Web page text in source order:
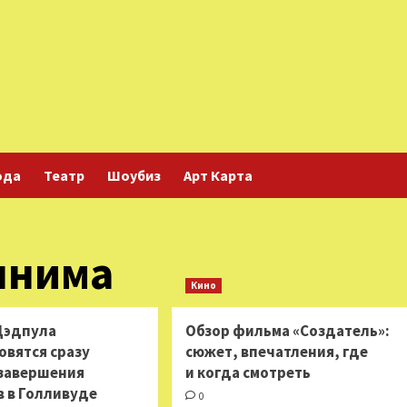
Театр Шоубиз Арт Карта
сразу
в Голливуде
Кино
Обзор фильма «Создатель»:
сюжет, впечатления, где
и когда смотреть
0